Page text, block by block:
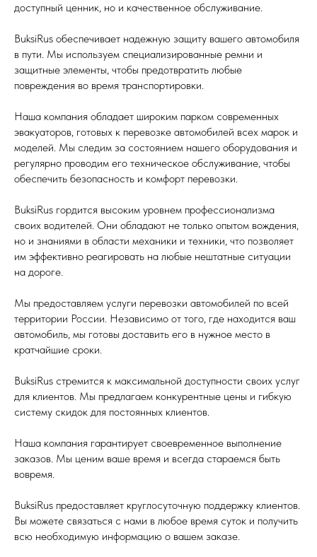
доступный ценник, но и качественное обслуживание.
BuksiRus обеспечивает надежную защиту вашего автомобиля
в пути. Мы используем специализированные ремни и
защитные элементы, чтобы предотвратить любые
повреждения во время транспортировки.
Наша компания обладает широким парком современных
эвакуаторов, готовых к перевозке автомобилей всех марок и
моделей. Мы следим за состоянием нашего оборудования и
регулярно проводим его техническое обслуживание, чтобы
обеспечить безопасность и комфорт перевозки.
BuksiRus гордится высоким уровнем профессионализма
своих водителей. Они обладают не только опытом вождения,
но и знаниями в области механики и техники, что позволяет
им эффективно реагировать на любые нештатные ситуации
на дороге.
Мы предоставляем услуги перевозки автомобилей по всей
территории России. Независимо от того, где находится ваш
автомобиль, мы готовы доставить его в нужное место в
кратчайшие сроки.
BuksiRus стремится к максимальной доступности своих услуг
для клиентов. Мы предлагаем конкурентные цены и гибкую
систему скидок для постоянных клиентов.
Наша компания гарантирует своевременное выполнение
заказов. Мы ценим ваше время и всегда стараемся быть
вовремя.
BuksiRus предоставляет круглосуточную поддержку клиентов.
Вы можете связаться с нами в любое время суток и получить
всю необходимую информацию о вашем заказе.